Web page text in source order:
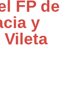
FP de
y
Vileta